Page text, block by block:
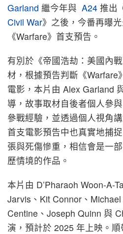
Garland 繼今年與 A24 推出
Civil War》之後，今番再曝
《Warfare》首支預告。
有別於《帝國浩劫：美國內
材，根據預告判斷《Warfare
電影，本片由 Alex Garland
導，故事取材自後者個人參
參戰經驗，並透過個人視角
首支電影預告中也真實地捕
張與死傷慘重，相信會是一
歷情境的作品。
本片由 D’Pharaoh Woon-A-
Jarvis、Kit Connor、
Centine、Joseph Quinn 與
演，預計於 2025 年上映。